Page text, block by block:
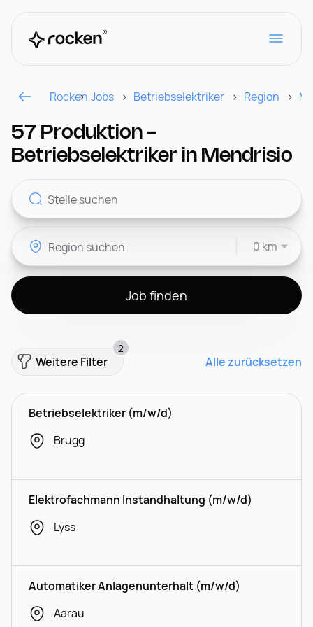
Für Arbeitgeber
Kontakt
CH
Rocken Jobs Betriebselektriker Region
57 Produktion -
Betriebselektriker in Mendrisio
0 km
Job finden
Weitere Filter
2
Alle zurücksetzen
Betriebselektriker (m/w/d)
Brugg
Elektrofachmann Instandhaltung (m/w/d)
Lyss
Automatiker Anlagenunterhalt (m/w/d)
Aarau